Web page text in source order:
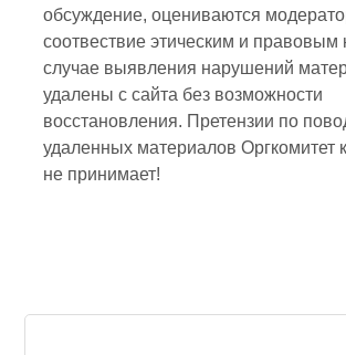
обсуждение, оцениваются
соотвествие этическим и
случае выявления нарушений
удалены с сайта без возможности
восстановления. Претензии по
удаленных материалов Оргкомитет
не принимает!